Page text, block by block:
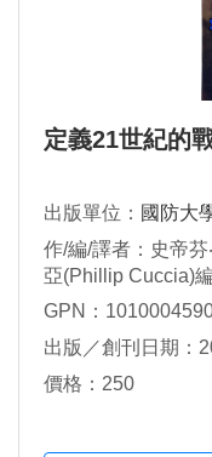
定義21世紀的
出版單位： 國防大
作/編/譯者：史帝芬
亞(Phillip Cuccia)
GPN：
出版／創刊日期：
價格：250